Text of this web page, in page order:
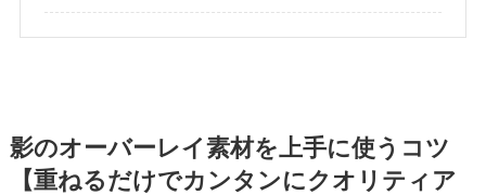
影のオーバーレイ素材を上手に使うコツ
【重ねるだけでカンタンにクオリティア